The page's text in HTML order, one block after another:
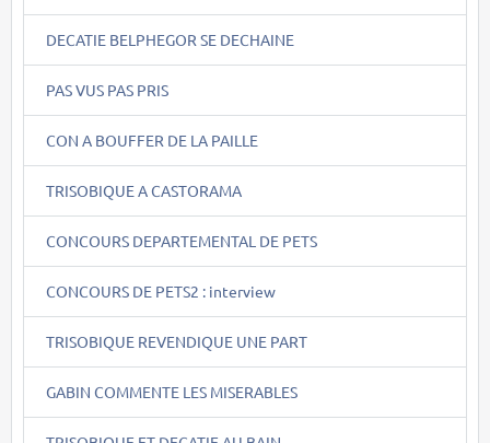
DECATIE BELPHEGOR SE DECHAINE
PAS VUS PAS PRIS
CON A BOUFFER DE LA PAILLE
TRISOBIQUE A CASTORAMA
CONCOURS DEPARTEMENTAL DE PETS
CONCOURS DE PETS2 : interview
TRISOBIQUE REVENDIQUE UNE PART
GABIN COMMENTE LES MISERABLES